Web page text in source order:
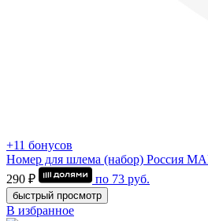
+11 бонусов
Номер для шлема (набор) Россия
290 ₽
по 73 руб.
быстрый просмотр
В избранное